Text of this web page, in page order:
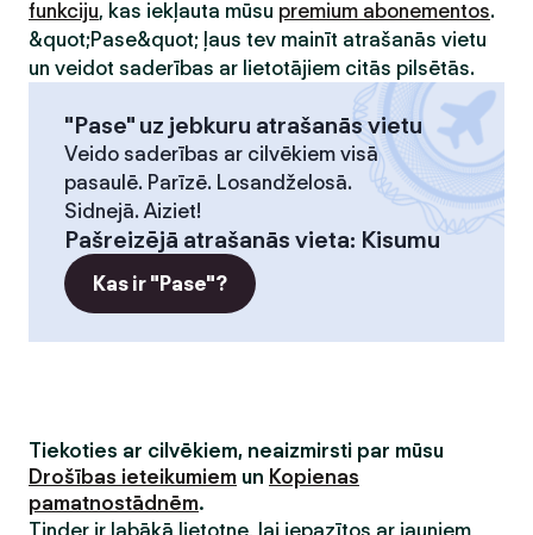
funkciju, kas iekļauta mūsu premium abonementos.
&quot;Pase&quot; ļaus tev mainīt atrašanās vietu
un veidot saderības ar lietotājiem citās pilsētās.
"Pase" uz jebkuru atrašanās vietu
Veido saderības ar cilvēkiem visā
pasaulē. Parīzē. Losandželosā.
Sidnejā. Aiziet!
Pašreizējā atrašanās vieta: Kisumu
Kas ir "Pase"?
Tiekoties ar cilvēkiem, neaizmirsti par mūsu
Drošības ieteikumiem un Kopienas
pamatnostādnēm.
Tinder ir labākā lietotne, lai iepazītos ar jauniem